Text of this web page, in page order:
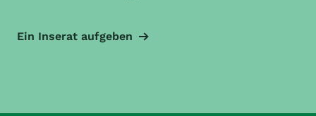
Ein Inserat aufgeben